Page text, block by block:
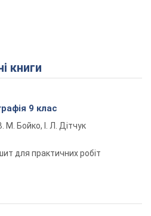
книги
9 клас
М. Бойко, І. Л. Дітчук
для практичних робіт